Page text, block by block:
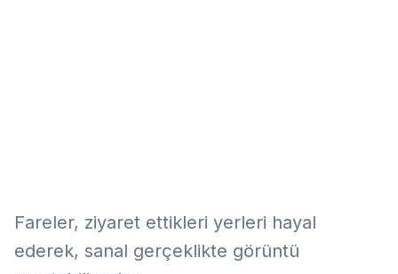
Fareler, ziyaret ettikleri yerleri hayal
ederek, sanal gerçeklikte görüntü